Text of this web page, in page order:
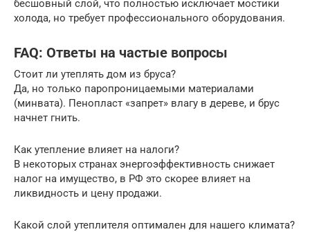
бесшовный слой, что полностью исключает мостики
холода, но требует профессионального оборудования.
FAQ: Ответы на частые вопросы
Стоит ли утеплять дом из бруса?
Да, но только паропроницаемыми материалами
(минвата). Пенопласт «запрет» влагу в дереве, и брус
начнет гнить.
Как утепление влияет на налоги?
В некоторых странах энергоэффективность снижает
налог на имущество, в РФ это скорее влияет на
ликвидность и цену продажи.
Какой слой утеплителя оптимален для нашего климата?